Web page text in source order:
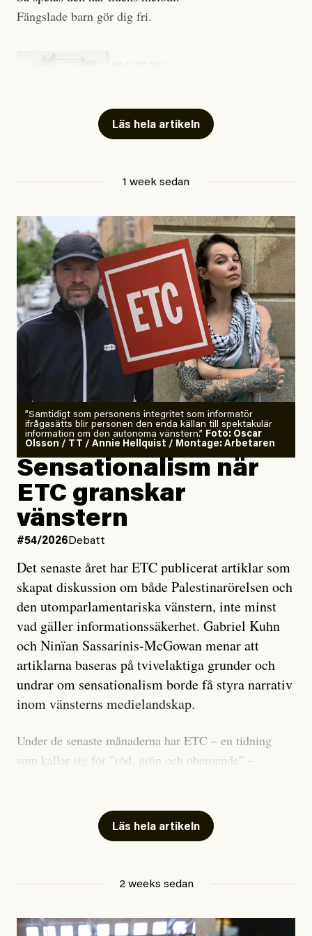
Fängslade barn gör dig fri.
Läs hela artikeln
1 week sedan
”Samtidigt som personens integritet som informatör
ifrågasätts blir personen den enda källan till spektakulär
information om den autonoma vänstern.” Foto: Oscar
Olsson / TT / Annie Hellquist / Montage: Arbetaren
Sensationalism när
ETC granskar
vänstern
#54/2026 Debatt
Det senaste året har ETC publicerat artiklar som
skapat diskussion om både Palestinarörelsen och
den utomparlamentariska vänstern, inte minst
vad gäller informationssäkerhet. Gabriel Kuhn
och Ninïan Sassarinis-McGowan menar att
artiklarna baseras på tvivelaktiga grunder och
undrar om sensationalism borde få styra narrativ
inom vänsterns medielandskap.
Under de senaste månaderna har ETC – en tidning
som kallar sig för ”röd, grön och oberoende” –
skriver för? Vad betyder det att vara en ”röd, grön och
oberoende” tidning? Och vad är egentligen bra
utpekas som israelisk infiltratör”. Enligt ingressen
Läs hela artikeln
2 weeks sedan